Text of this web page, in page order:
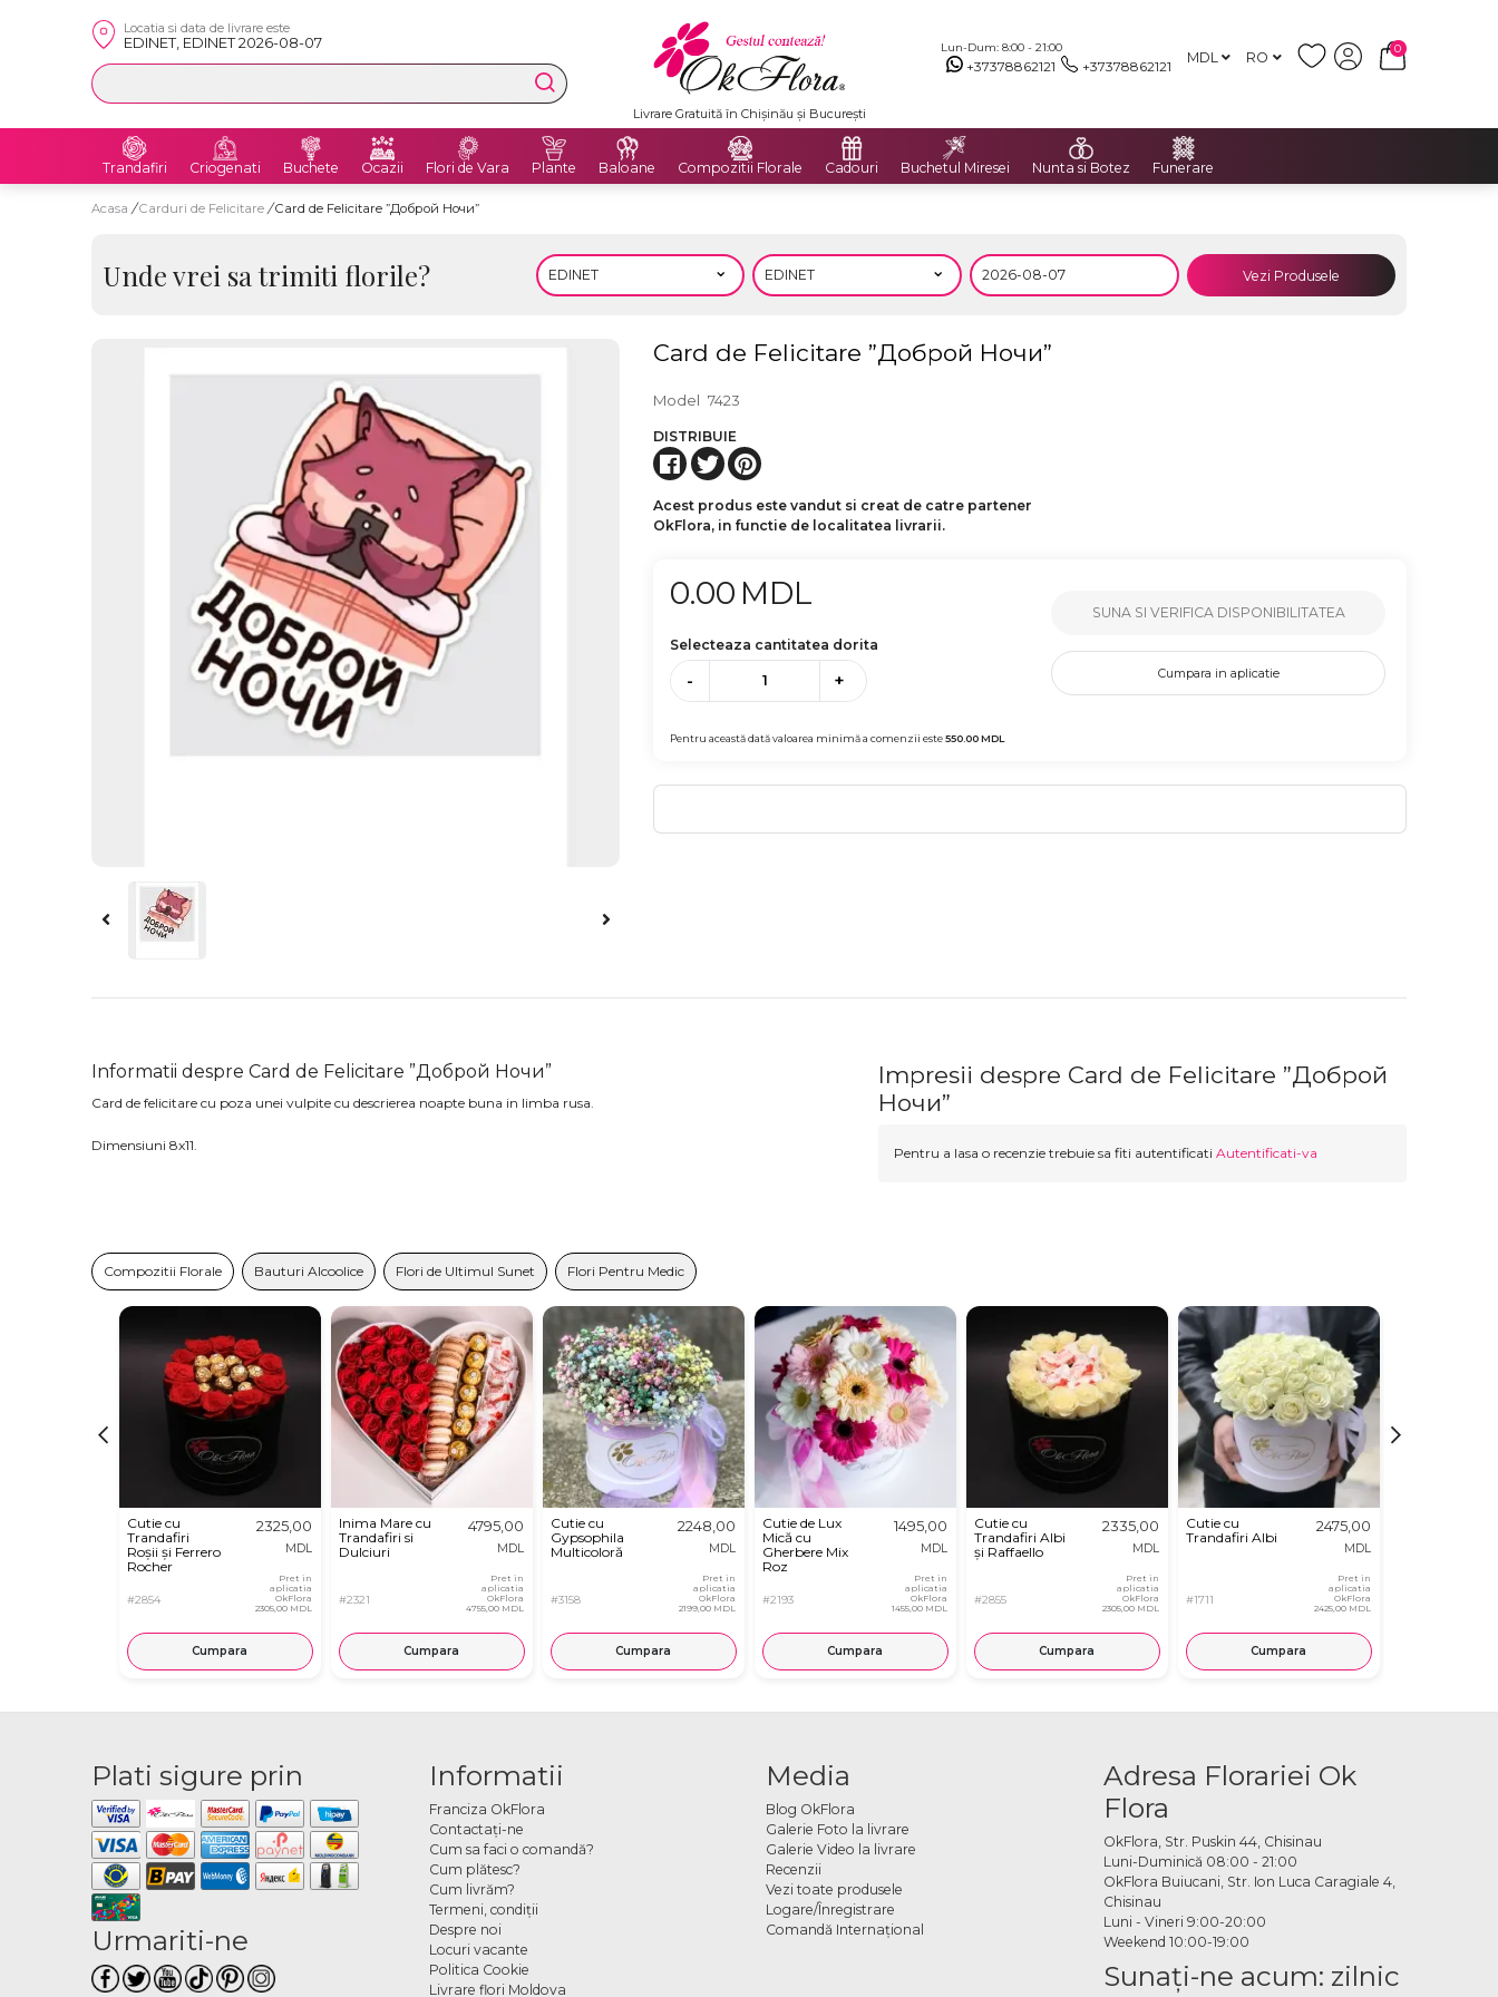
Locatia si data de livrare este
EDINET, EDINET 2026-08-07 Lun-Dum: 8:00 - 21:00
+37378862121 +37378862121 MDL RO
0
Livrare Gratuită în Chișinău și București
Trandafiri Criogenati Buchete Ocazii Flori de Vara Plante Baloane Compozitii Florale Cadouri Buchetul Miresei Nunta si Botez Funerare
Acasa / Carduri de Felicitare / Card de Felicitare ”Доброй Ночи”
Unde vrei sa trimiti florile? Vezi Produsele
Card de Felicitare ”Доброй Ночи”
Model 7423
DISTRIBUIE
Acest produs este vandut si creat de catre partener
OkFlora, in functie de localitatea livrarii.
0.00 MDL
Selecteaza cantitatea dorita
- +
Pentru această dată valoarea minimă a comenzii este550.00MDL
SUNA SI VERIFICA DISPONIBILITATEA
Cumpara in aplicatie
Informatii despre Card de Felicitare ”Доброй Ночи”
Card de felicitare cu poza unei vulpite cu descrierea noapte buna in limba rusa.
Dimensiuni 8x11.
Impresii despre Card de Felicitare ”Доброй
Ночи”
Pentru a lasa o recenzie trebuie sa fiti autentificati Autentificati-va
Compozitii Florale Bauturi Alcoolice Flori de Ultimul Sunet Flori Pentru Medic
Cutie cu
Trandafiri
Roșii și Ferrero
Rocher
#2854
2325,00
MDL
Pret in
aplicatia
OkFlora
2305,00 MDL
Cumpara
Inima Mare cu
Trandafiri si
Dulciuri
#2321
4795,00
MDL
Pret in
aplicatia
OkFlora
4755,00 MDL
Cumpara
Cutie cu
Gypsophila
Multicoloră
#3158
2248,00
MDL
Pret in
aplicatia
OkFlora
2199,00 MDL
Cumpara
Cutie de Lux
Mică cu
Gherbere Mix
Roz
#2193
1495,00
MDL
Pret in
aplicatia
OkFlora
1455,00 MDL
Cumpara
Cutie cu
Trandafiri Albi
și Raffaello
#2855
2335,00
MDL
Pret in
aplicatia
OkFlora
2305,00 MDL
Cumpara
Cutie cu
Trandafiri Albi
#1711
2475,00
MDL
Pret in
aplicatia
OkFlora
2425,00 MDL
Cumpara
Plati sigure prin
Urmariti-ne
Informatii
Franciza OkFlora
Contactaţi-ne
Cum sa faci o comandă?
Cum plătesc?
Cum livrăm?
Termeni, condiţii
Despre noi
Locuri vacante
Politica Cookie
Livrare flori Moldova
Media
Blog OkFlora
Galerie Foto la livrare
Galerie Video la livrare
Recenzii
Vezi toate produsele
Logare/Înregistrare
Comandă Internațional
Adresa Florariei Ok
Flora
OkFlora, Str. Puskin 44, Chisinau
Luni-Duminică 08:00 - 21:00
OkFlora Buiucani, Str. Ion Luca Caragiale 4,
Chisinau
Luni - Vineri 9:00-20:00
Weekend 10:00-19:00
Sunaţi-ne acum: zilnic